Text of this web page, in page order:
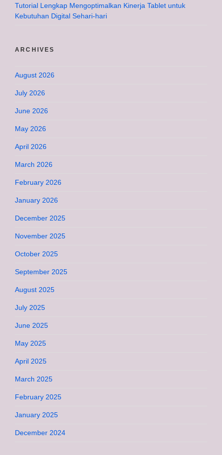
Tutorial Lengkap Mengoptimalkan Kinerja Tablet untuk
Kebutuhan Digital Sehari-hari
ARCHIVES
August 2026
July 2026
June 2026
May 2026
April 2026
March 2026
February 2026
January 2026
December 2025
November 2025
October 2025
September 2025
August 2025
July 2025
June 2025
May 2025
April 2025
March 2025
February 2025
January 2025
December 2024